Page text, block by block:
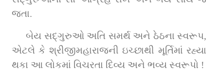
જતા.
બેય સદ્‌ગુરુઓ અતિ સમર્થ અને ઠેઠના સ્વરૂપ,
એટલે કે શ્રીજીમહારાજની ઇચ્છાથી મૂર્તિમાં રહ્યા
થકા આ લોકમાં વિચરતા દિવ્ય અને ભવ્ય સ્વરૂપો !